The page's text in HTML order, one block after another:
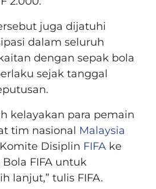
juga dijatuhi
dalam seluruh
dengan sepak bola
sejak tanggal
kelayakan para pemain
tim nasional Malaysia
Disiplin FIFA ke
FIFA untuk
lanjut,” tulis FIFA.